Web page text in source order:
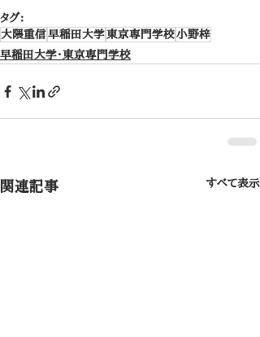
タグ：
大隈重信早稲田大学東京専門学校小野梓
早稲田大学・東京専門学校
関連記事 すべて表示